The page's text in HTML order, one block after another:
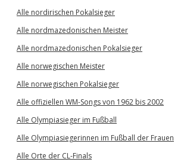
Alle nordirischen Pokalsieger
Alle nordmazedonischen Meister
Alle nordmazedonischen Pokalsieger
Alle norwegischen Meister
Alle norwegischen Pokalsieger
Alle offiziellen WM-Songs von 1962 bis 2002
Alle Olympiasieger im Fußball
Alle Olympiasiegerinnen im Fußball der Frauen
Alle Orte der CL-Finals